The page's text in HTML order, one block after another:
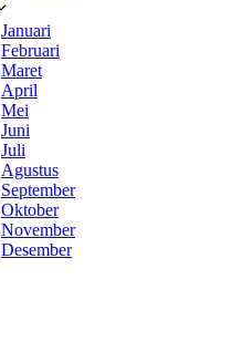
Januari
Februari
Maret
April
Mei
Juni
Juli
Agustus
September
Oktober
November
Desember